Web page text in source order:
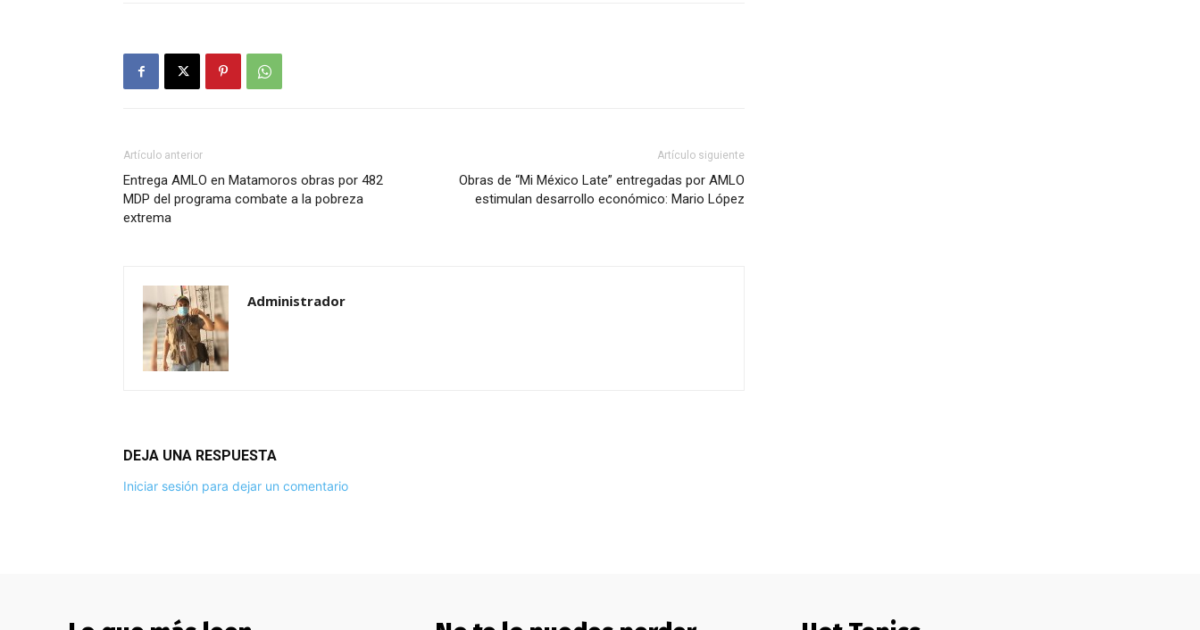
Artículo anterior
Entrega AMLO en Matamoros obras por 482
MDP del programa combate a la pobreza
extrema
Artículo siguiente
Obras de “Mi México Late” entregadas por AMLO
estimulan desarrollo económico: Mario López
Administrador
DEJA UNA RESPUESTA
Iniciar sesión para dejar un comentario